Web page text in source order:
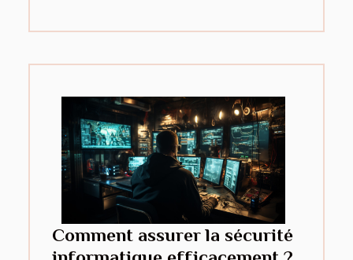
Comment assurer la sécurité